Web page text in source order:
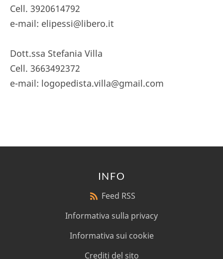
Cell. 3920614792
e-mail: elipessi@libero.it
Dott.ssa Stefania Villa
Cell. 3663492372
e-mail: logopedista.villa@gmail.com
INFO
Feed RSS
Informativa sulla privacy
Informativa sui cookie
Crediti del sito